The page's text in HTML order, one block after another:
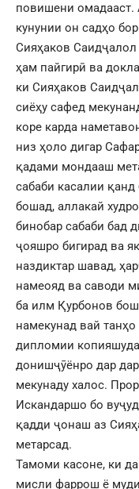
повишени омадааст.
кунунии он садҳо
Сияҳаков Саидҷалол
ҳам пайгирӣ ва
ки Сияҳаков
сиёҳу сафед
коре карда
низ ҳоло дигар
қадами мондааш
сабаби касалии
бошад, аллакай
бинобар сабаби бад
ҷояшро бигирад ва
наздиктар шавад,
намеояд ва саводи
ба илм Қурбонов
намекунад вай
дипломии
донишҷӯёнро дар
мекунаду халос.
Искандаршо бо
қадди ҷонаш аз
метарсад.
Тамоми касоне, ки
мисли фаррош ё